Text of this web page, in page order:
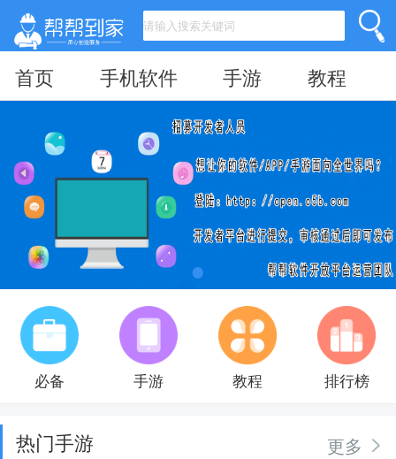
首页 手机软件 手游 教程
必备 手游 教程 排行榜
热门手游 更多